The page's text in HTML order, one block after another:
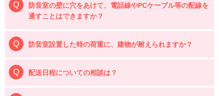
防音室の壁に穴をあけて、電話線やPCケーブル等の配線を
通すことはできますか？
防音室設置した時の荷重に、建物が耐えられますか？
配送日程についての相談は？